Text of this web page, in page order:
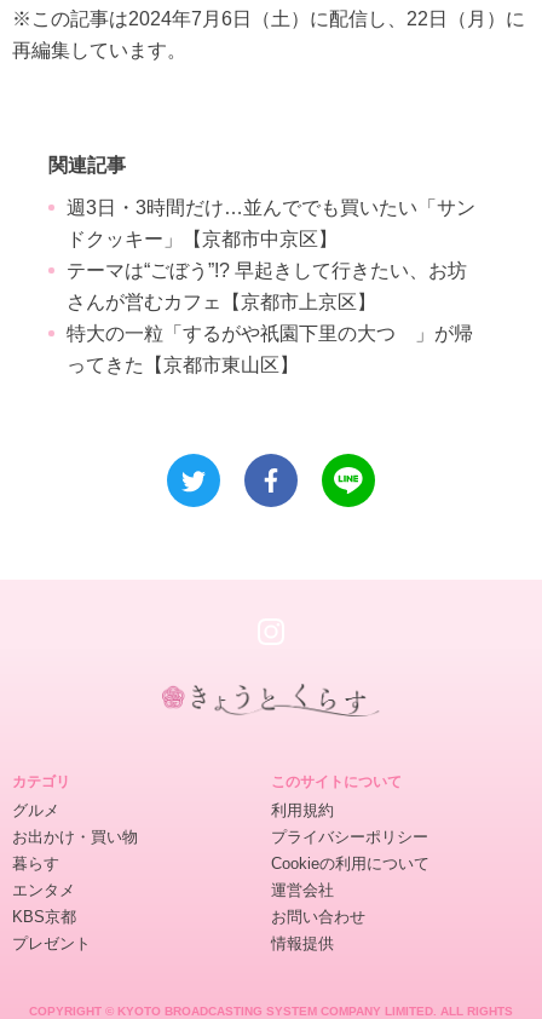
※この記事は2024年7月6日（土）に配信し、22日（月）に
再編集しています。
関連記事
週3日・3時間だけ…並んででも買いたい「サン
ドクッキー」【京都市中京区】
テーマは“ごぼう”!? 早起きして行きたい、お坊
さんが営むカフェ【京都市上京区】
特大の一粒「するがや祇園下里の大つゝ」が帰
ってきた【京都市東山区】
カテゴリ
グルメ
お出かけ・買い物
暮らす
エンタメ
KBS京都
プレゼント
このサイトについて
利用規約
プライバシーポリシー
Cookieの利用について
運営会社
お問い合わせ
情報提供
COPYRIGHT © KYOTO BROADCASTING SYSTEM COMPANY LIMITED. ALL RIGHTS